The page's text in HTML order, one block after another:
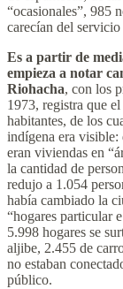
“ocasionales”, 985
carecían del
Es a partir de
empieza a notar
Riohacha, con los
1973, registra que
habitantes, de los
indígena era
eran viviendas en
la cantidad de
redujo a 1.054
había cambiado la
“hogares particular
5.998 hogares se
aljibe, 2.455 de
no estaban
público.